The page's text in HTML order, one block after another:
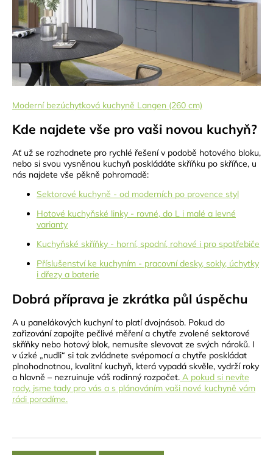
Moderní bezúchytková kuchyně Langen (260 cm)
Kde najdete vše pro vaši novou kuchyň?
Ať už se rozhodnete pro rychlé řešení v podobě hotového bloku,
nebo si svou vysněnou kuchyň poskládáte skříňku po skříňce, u
nás najdete vše pěkně pohromadě:
Sektorové kuchyně - od moderních po provence styl
Hotové kuchyňské linky - rovné, do L i malé a levné
varianty
Kuchyňské skříňky - horní, spodní, rohové i pro spotřebiče
Příslušenství ke kuchyním - pracovní desky, sokly, úchytky
i dřezy a baterie
Dobrá příprava je zkrátka půl úspěchu
A u panelákových kuchyní to platí dvojnásob. Pokud do
zařizování zapojíte pečlivé měření a chytře zvolené sektorové
skříňky nebo hotový blok, nemusíte slevovat ze svých nároků. I
v úzké „nudli“ si tak zvládnete svépomocí a chytře poskládat
plnohodnotnou, kvalitní kuchyň, která vypadá skvěle, vydrží roky
a hlavně – nezruinuje váš rodinný rozpočet. A pokud si nevíte
rady, jsme tady pro vás a s plánováním vaši nové kuchyně vám
rádi poradíme.